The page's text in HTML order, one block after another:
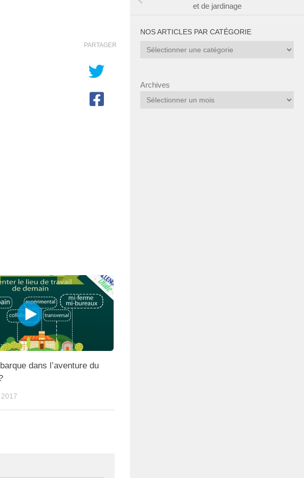
PARTAGER
dans l’aventure du
et de jardinage
NOS ARTICLES PAR CATÉGORIE
Nos
catégorie
Archives